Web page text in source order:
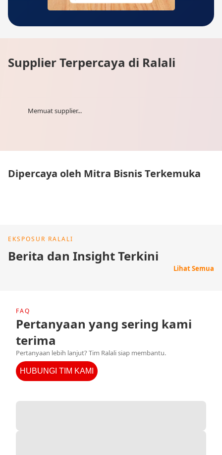
Supplier Terpercaya di Ralali
Memuat supplier...
Dipercaya oleh Mitra Bisnis Terkemuka
EKSPOSUR RALALI
Berita dan Insight Terkini
Lihat Semua
FAQ
Pertanyaan yang sering kami
terima
Pertanyaan lebih lanjut? Tim Ralali siap membantu.
HUBUNGI TIM KAMI